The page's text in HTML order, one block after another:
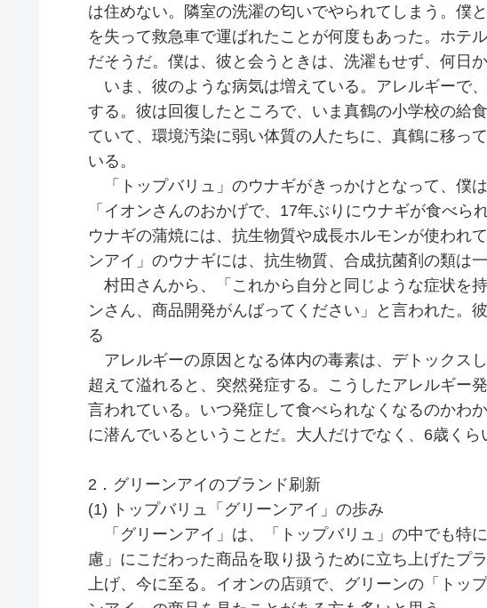
は住めない。隣室の洗濯の匂いでやられてしまう。僕
を失って救急車で運ばれたことが何度もあった。ホテ
だそうだ。僕は、彼と会うときは、洗濯もせず、何日
いま、彼のような病気は増えている。アレルギーで
する。彼は回復したところで、いま真鶴の小学校の給
ていて、環境汚染に弱い体質の人たちに、真鶴に移っ
いる。
「トップバリュ」のウナギがきっかけとなって、僕
「イオンさんのおかげで、17年ぶりにウナギが食べら
ウナギの蒲焼には、抗生物質や成長ホルモンが使われ
ンアイ」のウナギには、抗生物質、合成抗菌剤の類は
村田さんから、「これから自分と同じような症状を
ンさん、商品開発がんばってください」と言われた。
る
アレルギーの原因となる体内の毒素は、デトックス
超えて溢れると、突然発症する。こうしたアレルギー
言われている。いつ発症して食べられなくなるのかわ
に潜んでいるということだ。大人だけでなく、6歳くら
2．グリーンアイのブランド刷新
(1) トップバリュ「グリーンアイ」の歩み
「グリーンアイ」は、「トップバリュ」の中でも特
慮」にこだわった商品を取り扱うために立ち上げたプ
上げ、今に至る。イオンの店頭で、グリーンの「トッ